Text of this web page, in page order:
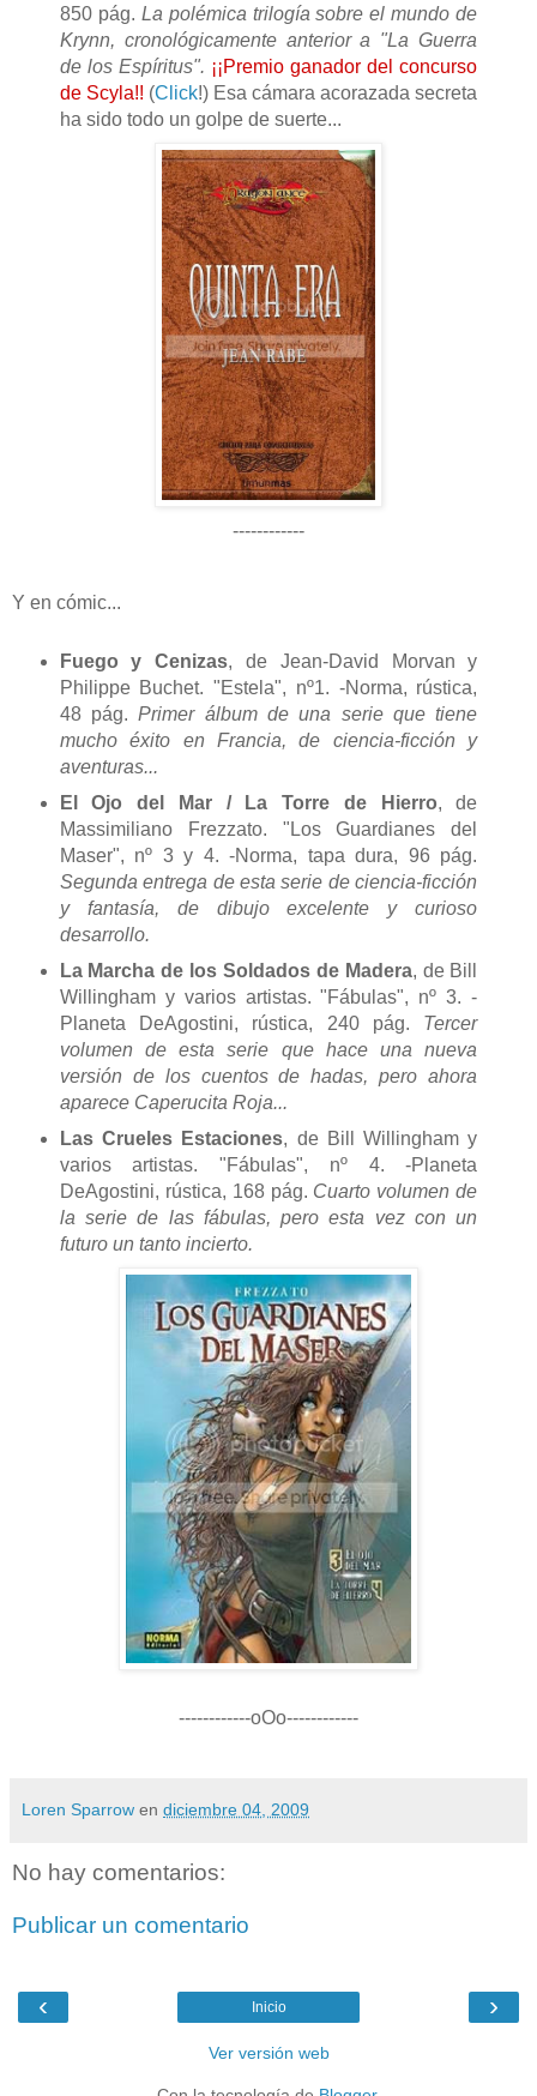
850 pág. La polémica trilogía sobre el mundo de
Krynn, cronológicamente anterior a "La Guerra
de los Espíritus". ¡¡Premio ganador del concurso
de Scyla!! (Click!) Esa cámara acorazada secreta
ha sido todo un golpe de suerte...
------------
Y en cómic...
Fuego y Cenizas, de Jean-David Morvan y
Philippe Buchet. "Estela", nº1. -Norma, rústica,
48 pág.Primer álbum de una serie que tiene
mucho éxito en Francia, de ciencia-ficción y
aventuras...
El Ojo del Mar / La Torre de Hierro, de
Massimiliano Frezzato. "Los Guardianes del
Maser", nº 3 y 4. -Norma, tapa dura, 96 pág.
Segunda entrega de esta serie de ciencia-ficción
y fantasía, de dibujo excelente y curioso
desarrollo.
La Marcha de los Soldados de Madera, de Bill
Willingham y varios artistas. "Fábulas", nº 3. -
Planeta DeAgostini, rústica, 240 pág. Tercer
volumen de esta serie que hace una nueva
versión de los cuentos de hadas, pero ahora
aparece Caperucita Roja...
Las Crueles Estaciones, de Bill Willingham y
varios artistas. "Fábulas", nº 4. -Planeta
DeAgostini, rústica, 168 pág. Cuarto volumen de
la serie de las fábulas, pero esta vez con un
futuro un tanto incierto.
------------oOo------------
Loren Sparrow en diciembre 04, 2009
No hay comentarios:
Publicar un comentario
‹ ›
Inicio
Ver versión web